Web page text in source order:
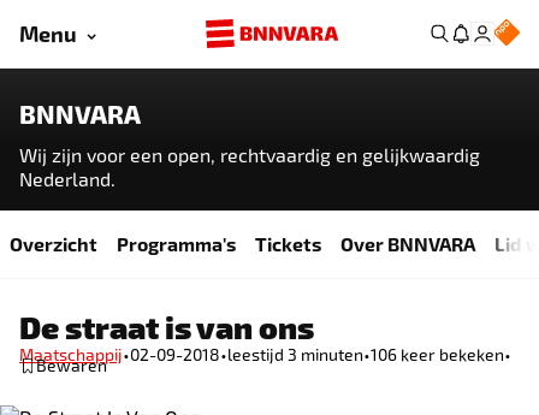
Menu
BNNVARA
Wij zijn voor een open, rechtvaardig en gelijkwaardig
Nederland.
Overzicht Programma's Tickets Over BNNVARA Lid
De straat is van ons
Maatschappij•02-09-2018•leestijd 3 minuten•106 keer bekeken•
Bewaren